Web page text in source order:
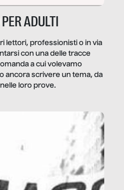
ADULTI
lettori, professionisti o in via
con una delle tracce
a cui volevamo
ancora scrivere un tema, da
loro prove.